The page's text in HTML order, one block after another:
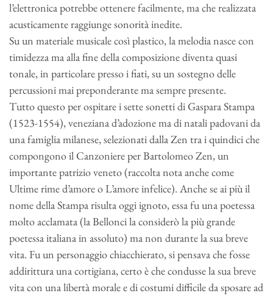
l’elettronica potrebbe ottenere facilmente, ma che realizzata
acusticamente raggiunge sonorità inedite.
Su un materiale musicale così plastico, la melodia nasce con
timidezza ma alla fine della composizione diventa quasi
tonale, in particolare presso i fiati, su un sostegno delle
percussioni mai preponderante ma sempre presente.
Tutto questo per ospitare i sette sonetti di Gaspara Stampa
(1523-1554), veneziana d’adozione ma di natali padovani da
una famiglia milanese, selezionati dalla Zen tra i quindici che
compongono il Canzoniere per Bartolomeo Zen, un
importante patrizio veneto (raccolta nota anche come
Ultime rime d’amore o L’amore infelice). Anche se ai più il
nome della Stampa risulta oggi ignoto, essa fu una poetessa
molto acclamata (la Bellonci la considerò la più grande
poetessa italiana in assoluto) ma non durante la sua breve
vita. Fu un personaggio chiacchierato, si pensava che fosse
addirittura una cortigiana, certo è che condusse la sua breve
vita con una libertà morale e di costumi difficile da sposare ad